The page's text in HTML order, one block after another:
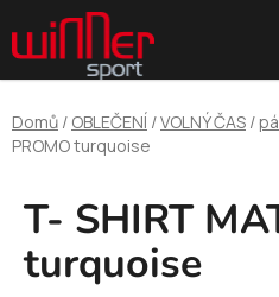
na
obsah
Domů / OBLEČENÍ /VOLNÝ ČAS /
PROMO turquoise
T- SHIRT
turquoise